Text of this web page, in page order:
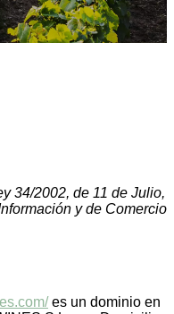
34/2002, de 11 de Julio,
y de Comercio
es un dominio en